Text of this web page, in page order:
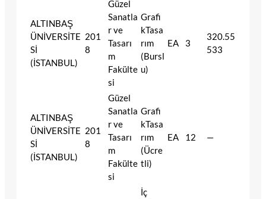
ALTINBAŞ
ÜNİVERSİTE
Sİ
(İSTANBUL)
201
8
Güzel
Sanatla
r ve
Tasarı
m
Fakülte
si
Grafi
kTasa
rım
(Bursl
u)
EA 3
320.55
533
ALTINBAŞ
ÜNİVERSİTE
Sİ
(İSTANBUL)
201
8
Güzel
Sanatla
r ve
Tasarı
m
Fakülte
si
Grafi
kTasa
rım
(Ücre
tli)
EA 12 —
İç